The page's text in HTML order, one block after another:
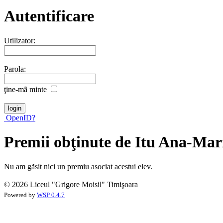
Autentificare
Utilizator:
Parola:
ţine-mã minte
OpenID?
Premii obţinute de Itu Ana-
Nu am gãsit nici un premiu asociat acestui elev.
© 2026 Liceul "Grigore Moisil" Timişoara
Powered by WSP 0.4.7